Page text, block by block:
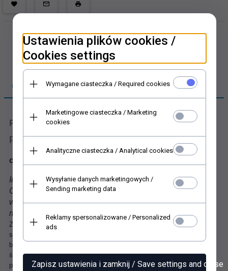
OPIS PRODUKTU
Papier do scrapbookingu - papier
półprzezroczysty do scrapbooking, kalka
owady, insekty, motyle, ważki, pszczoły, trzmiele, osy
Idealne jako dodatek do ozdabianej strony, kartki.
Ciekawe i poszukiwane motywy pozwolą stworzyć wiele
wspaniałych projektów scrapbookingowych i mix
mediowych lub ozdób do dekoracji Twojego otoczenia.
Zapraszamy do zapoznania się z naszą ofertą baz, tagów do
scrapbookingu, etykietek, zawieszek, papierów 3D. Ciekawe wzory
baz, tagów, papierów 3D w stylu retro, vintage, Aniołki, dziecięce,
świąteczne, tagi na ślub i wesele, marynarskie, na urodziny, na
prezent, techno... i inne okazje. Tagi, bazy, zawieszki...
Ustawienia plików cookies /
Cookies settings
Wymagane ciasteczka / Required cookies
Marketingowe ciasteczka / Marketing
cookies
Analityczne ciasteczka / Analytical cookies
Wysyłanie danych marketingowych /
Sending marketing data
Reklamy spersonalizowane / Personalized
ads
Zapisz ustawienia i zamknij / Save settings and close